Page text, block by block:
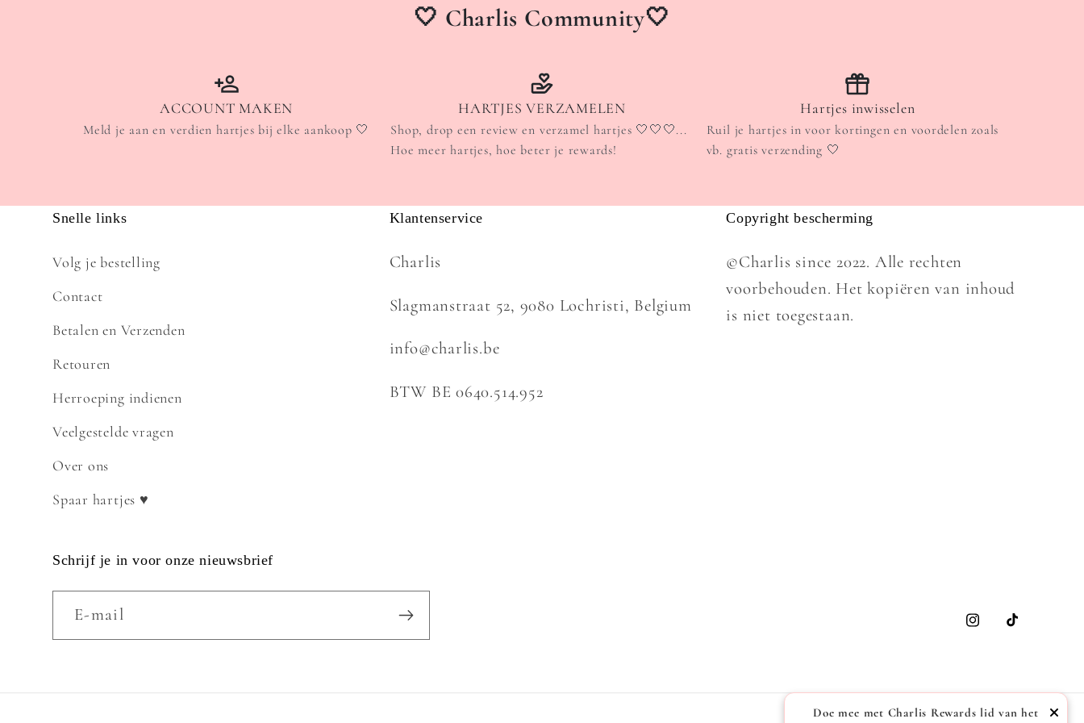
🤍 Charlis Community🤍
ACCOUNT MAKEN
Meld je aan en verdien hartjes bij elke aankoop 🤍
HARTJES VERZAMELEN
Shop, drop een review en verzamel hartjes 🤍🤍🤍...
Hoe meer hartjes, hoe beter je rewards!
Hartjes inwisselen
Ruil je hartjes in voor kortingen en voordelen zoals
vb. gratis verzending 🤍
Snelle links
Volg je bestelling
Contact
Betalen en Verzenden
Retouren
Herroeping indienen
Veelgestelde vragen
Over ons
Spaar hartjes ♥
Klantenservice
Charlis
Slagmanstraat 52, 9080 Lochristi, Belgium
info@charlis.be
BTW BE 0640.514.952
Copyright bescherming
©Charlis since 2022. Alle rechten
voorbehouden. Het kopiëren van inhoud
is niet toegestaan.
Schrijf je in voor onze nieuwsbrief
E‑mail
InstagramTikTok
Doe mee met Charlis Rewards lid van het